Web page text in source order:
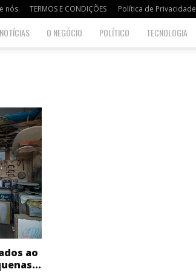
nós TERMOS E CONDIÇÕES Política de Privacidade
NOTÍCIAS O NEGÓCIO POLÍTICO TECNOLOGIA
ao